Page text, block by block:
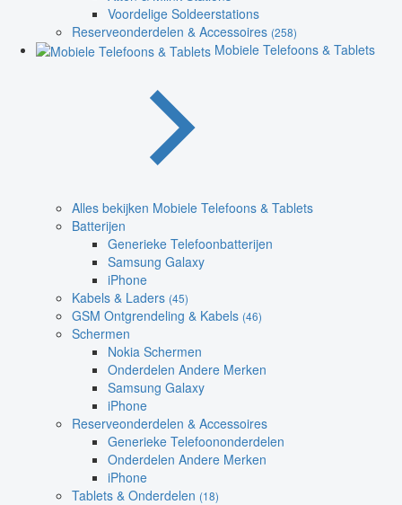
Voordelige Soldeerstations
Reserveonderdelen & Accessoires (258)
Mobiele Telefoons & Tablets
Alles bekijken Mobiele Telefoons & Tablets
Batterijen
Generieke Telefoonbatterijen
Samsung Galaxy
iPhone
Kabels & Laders (45)
GSM Ontgrendeling & Kabels (46)
Schermen
Nokia Schermen
Onderdelen Andere Merken
Samsung Galaxy
iPhone
Reserveonderdelen & Accessoires
Generieke Telefoononderdelen
Onderdelen Andere Merken
iPhone
Tablets & Onderdelen (18)